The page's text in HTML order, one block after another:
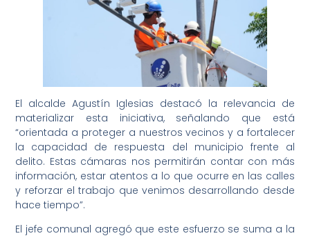
El alcalde Agustín Iglesias destacó la relevancia de
materializar esta iniciativa, señalando que está
“orientada a proteger a nuestros vecinos y a fortalecer
la capacidad de respuesta del municipio frente al
delito. Estas cámaras nos permitirán contar con más
información, estar atentos a lo que ocurre en las calles
y reforzar el trabajo que venimos desarrollando desde
hace tiempo”.
El jefe comunal agregó que este esfuerzo se suma a la